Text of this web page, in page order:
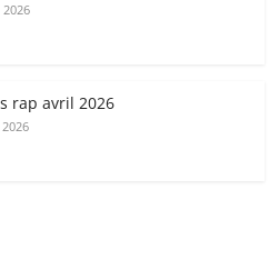
rap avril 2026